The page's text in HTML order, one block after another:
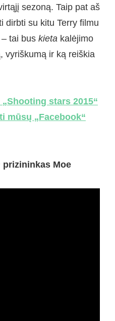
sezoną. Taip pat aš
dirbti su kitu Terry filmu
– tai bus kieta kalėjimo
vyriškumą ir ką reiškia
stars 2015“
mūsų „Facebook“
prizininkas Moe